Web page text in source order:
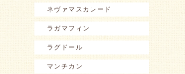
ネヴァマスカレード
ラガマフィン
ラグドール
マンチカン